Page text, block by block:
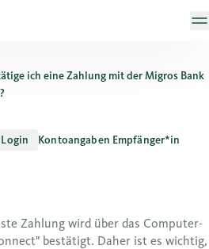
ich eine Zahlung mit der Migros Bank
mit der Migros Bank Connect
Kontoangaben Empfänger*in
Zahlung wird über das Computer-
bestätigt. Daher ist es wichtig,